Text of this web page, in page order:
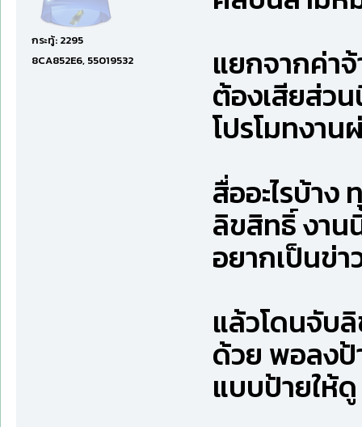
กระทู้: 2295
8CA852E6, 55019532
แยกจากค่า
ต้องเสียส่ว
โปรโมทงาน
สื่ออะไรบ้า
ลิขสิทธิ์ งาน
อยากเป็นข่
แล้วโดนจับ
ด้วย พอลง
แบบป้ายให้